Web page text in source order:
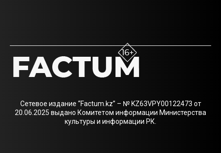
Сетевое издание “Factum.kz” – № KZ63VPY00122473 от
20.06.2025 выдано Комитетом информации Министерства
культуры и информации РК.